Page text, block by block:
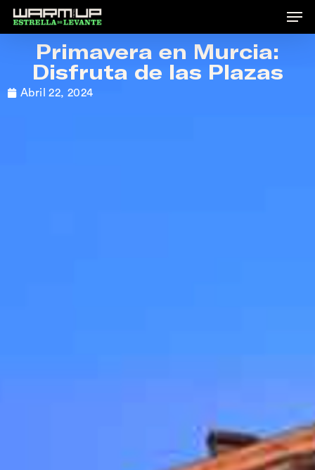
Skip
to
content
Primavera en Murcia:
Disfruta de las Plazas
Abril 22, 2024